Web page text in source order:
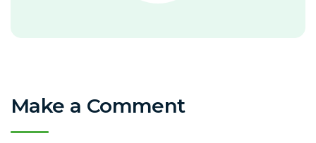
Make a Comment